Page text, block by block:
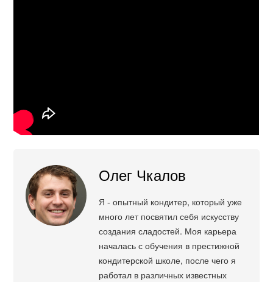
Олег Чкалов
Я - опытный кондитер, который уже
много лет посвятил себя искусству
создания сладостей. Моя карьера
началась с обучения в престижной
кондитерской школе, после чего я
работал в различных известных